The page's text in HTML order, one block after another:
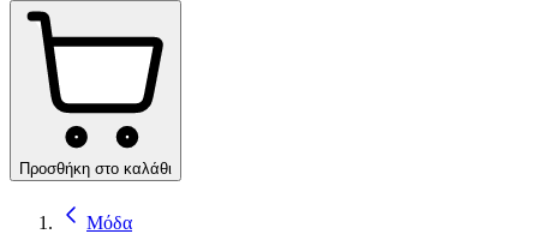
Προσθήκη στο καλάθι
Μόδα